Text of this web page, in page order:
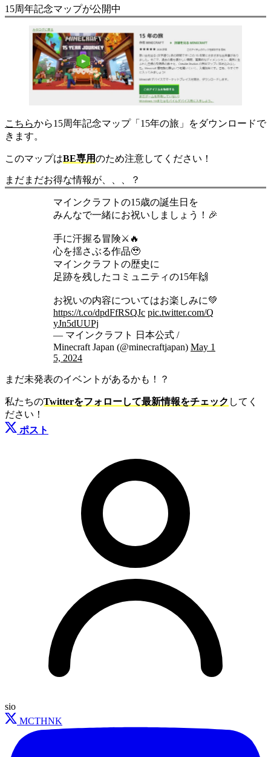
15周年記念マップが公開中
こちらから15周年記念マップ「15年の旅」をダウンロードで
きます。
このマップはBE専用のため注意してください！
まだまだお得な情報が、、、？
マインクラフトの15歳の誕生日を
みんなで一緒にお祝いしましょう！🎉
手に汗握る冒険⚔️🔥
心を揺さぶる作品🥹
マインクラフトの歴史に
足跡を残したコミュニティの15年🙌
お祝いの内容についてはお楽しみに💚
https://t.co/dpdFfRSQJc pic.twitter.com/Q
yJn5dUUPj
— マインクラフト 日本公式 /
Minecraft Japan (@minecraftjapan) May 1
5, 2024
まだ未発表のイベントがあるかも！？
私たちのTwitterをフォローして最新情報をチェック してく
ださい！
ポスト
sio
MCTHNK